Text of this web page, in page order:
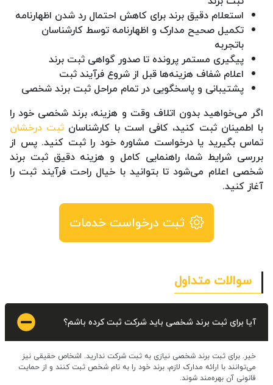
استعلام دقیق برند برای کاهش احتمال رد شدن اظهارنامه
تکمیل صحیح مدارک و اظهارنامه توسط کارشناسان
باتجربه
پیگیری مستمر پرونده تا صدور گواهی ثبت برند
اعلام شفاف هزینه‌ها قبل از شروع فرآیند ثبت
پشتیبانی و پاسخگویی در تمام مراحل ثبت برند شخصی
اگر می‌خواهید بدون اتلاف وقت و هزینه، برند شخصی خود را
با اطمینان ثبت کنید، کافی است با کارشناسان ثبت درخشان
تماس بگیرید یا درخواست مشاوره خود را ثبت کنید. پس از
بررسی شرایط شما، راهنمایی کامل و هزینه دقیق ثبت برند
شخصی اعلام می‌شود تا بتوانید با خیال راحت فرآیند ثبت را
آغاز کنید.
ثبت درخواست خدمات
سوالات متداول
آیا برای ثبت برند شخصی باید شرکت ثبت کرده باشم؟
خیر. برای ثبت برند شخصی نیازی به ثبت شرکت ندارید. اشخاص حقیقی نیز
می‌توانند با ارائه مدارک لازم، برند خود را به نام شخص ثبت کنند و از حمایت
قانونی آن بهره‌مند شوند.